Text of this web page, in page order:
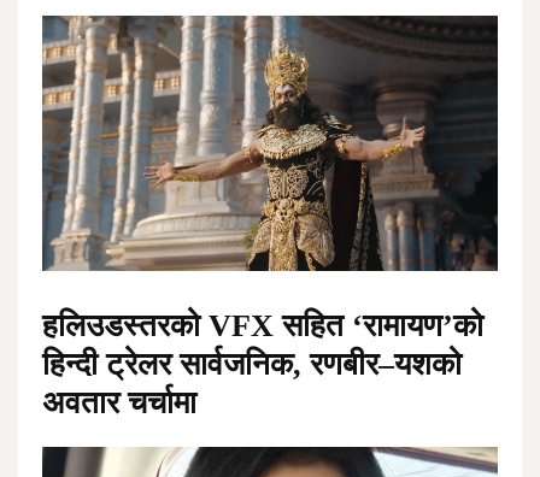
हलिउडस्तरको VFX सहित ‘रामायण’को
हिन्दी ट्रेलर सार्वजनिक, रणबीर–यशको
अवतार चर्चामा